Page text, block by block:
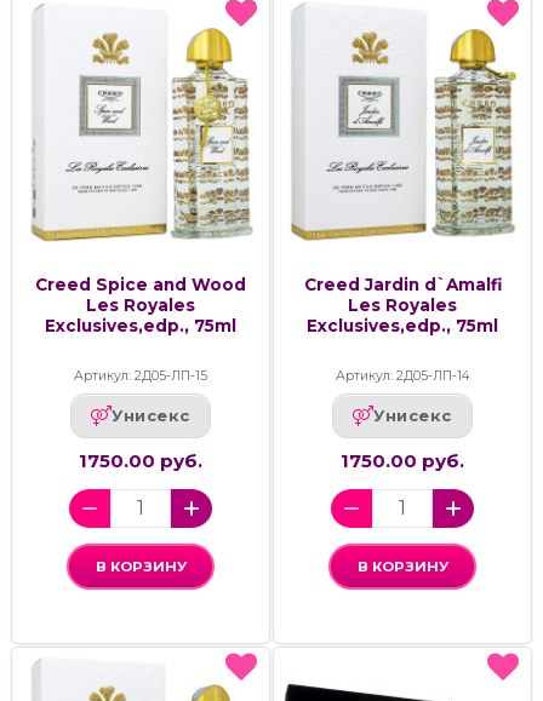
Creed Spice and Wood
Les Royales
Exclusives,edp., 75ml
Артикул: 2Д05-ЛП-15
Унисекс
1750.00 руб.
В КОРЗИНУ
Creed Jardin d`Amalfi
Les Royales
Exclusives,edp., 75ml
Артикул: 2Д05-ЛП-14
Унисекс
1750.00 руб.
В КОРЗИНУ